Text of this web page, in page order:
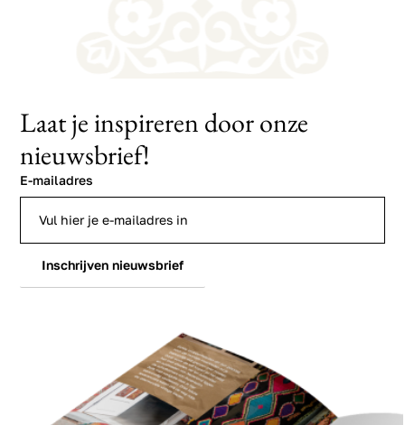
Laat je inspireren door onze
nieuwsbrief!
E-mailadres
Inschrijven nieuwsbrief